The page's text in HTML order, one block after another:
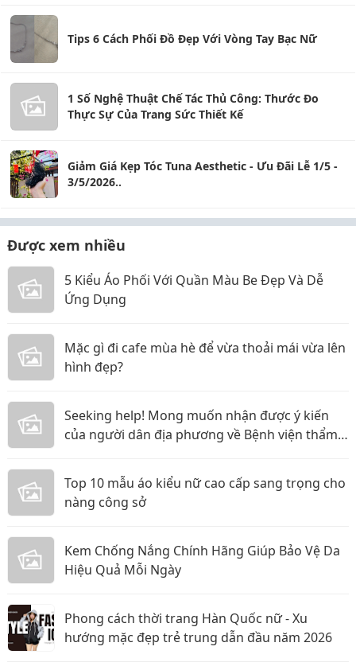
Tips 6 Cách Phối Đồ Đẹp Với Vòng Tay Bạc Nữ
1 Số Nghệ Thuật Chế Tác Thủ Công: Thước Đo
Thực Sự Của Trang Sức Thiết Kế
Giảm Giá Kẹp Tóc Tuna Aesthetic - Ưu Đãi Lễ 1/5 -
3/5/2026..
Được xem nhiều
5 Kiểu Áo Phối Với Quần Màu Be Đẹp Và Dễ
Ứng Dụng
Mặc gì đi cafe mùa hè để vừa thoải mái vừa lên
hình đẹp?
Seeking help! Mong muốn nhận được ý kiến
của người dân địa phương về Bệnh viện thẩm
Top 10 mẫu áo kiểu nữ cao cấp sang trọng cho
nàng công sở
Kem Chống Nắng Chính Hãng Giúp Bảo Vệ Da
Hiệu Quả Mỗi Ngày
Phong cách thời trang Hàn Quốc nữ - Xu
hướng mặc đẹp trẻ trung dẫn đầu năm 2026